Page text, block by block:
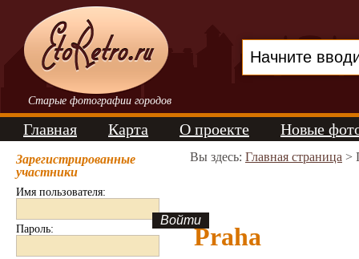
Старые фотографии городов
Главная Карта О проекте Новые
Зарегистрированные
участники
Имя пользователя:
Пароль:
Вы здесь: Главная страница >
Praha